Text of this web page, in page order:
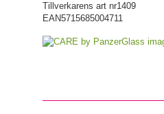
Tillverkarens art nr1409
EAN5715685004711